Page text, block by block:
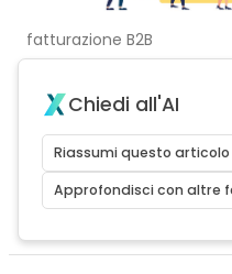
fatturazione B2B
Chiedi all'AI
Riassumi questo articolo
Approfondisci con altre